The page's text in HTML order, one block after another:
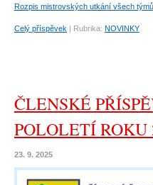
Rozpis mistrovských utkání všech
Celý příspěvek | Rubrika: NOVINKY
ČLENSKÉ
POLOLETÍ ROKU
23. 9. 2025